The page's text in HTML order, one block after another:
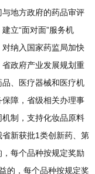
地方政府的药品审评
立“面对面”服务机
纳入国家药监局加快
省政府产业发展规划重
、医疗器械和医疗机
障，省级相关办理事
制，支持化妆品原料
新获批1类创新药、第
每个品种按规定奖励
的，每个品种按规定奖